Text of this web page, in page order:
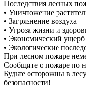
Последствия лесных
• Уничтожение
• Загрязнение воздуха
• Угроза жизни и
• Экономический ущерб
• Экологические
При лесном пожаре
Сообщите о пожаре по
Будьте осторожны в
безопасности!